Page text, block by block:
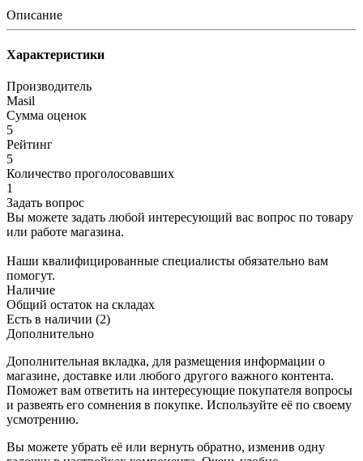
Описание
Характеристики
Производитель
Masil
Сумма оценок
5
Рейтинг
5
Количество проголосовавших
1
Задать вопрос
Вы можете задать любой интересующий вас вопрос по товару
или работе магазина.
Наши квалифицированные специалисты обязательно вам
помогут.
Наличие
Общий остаток на складах
Есть в наличии (2)
Дополнительно
Дополнительная вкладка, для размещения информации о
магазине, доставке или любого другого важного контента.
Поможет вам ответить на интересующие покупателя вопросы
и развеять его сомнения в покупке. Используйте её по своему
усмотрению.
Вы можете убрать её или вернуть обратно, изменив одну